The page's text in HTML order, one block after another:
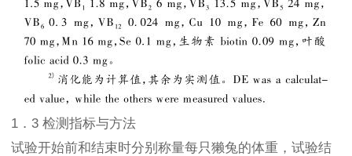
1．3 检测指标与方法
试验开始前和结束时分别称量每只獭兔的体重，试验结